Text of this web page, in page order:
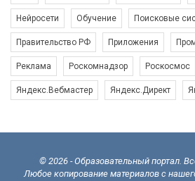
Нейросети Обучение Поисковые
Правительство РФ Приложения
Реклама Роскомнадзор Роскосмос
Яндекс.Вебмастер Яндекс.Директ
© 2026 - Образовательный портал.
Любое копирование материалов с